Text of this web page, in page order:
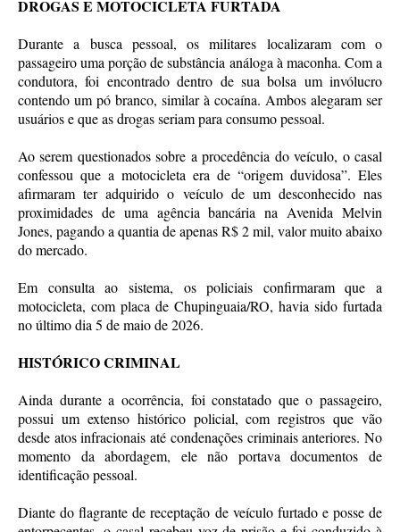
DROGAS E MOTOCICLETA FURTADA
Durante a busca pessoal, os militares localizaram com o
passageiro uma porção de substância análoga à maconha. Com a
condutora, foi encontrado dentro de sua bolsa um invólucro
contendo um pó branco, similar à cocaína. Ambos alegaram ser
usuários e que as drogas seriam para consumo pessoal.
Ao serem questionados sobre a procedência do veículo, o casal
confessou que a motocicleta era de “origem duvidosa”. Eles
afirmaram ter adquirido o veículo de um desconhecido nas
proximidades de uma agência bancária na Avenida Melvin
Jones, pagando a quantia de apenas R$ 2 mil, valor muito abaixo
do mercado.
Em consulta ao sistema, os policiais confirmaram que a
motocicleta, com placa de Chupinguaia/RO, havia sido furtada
no último dia 5 de maio de 2026.
HISTÓRICO CRIMINAL
Ainda durante a ocorrência, foi constatado que o passageiro,
possui um extenso histórico policial, com registros que vão
desde atos infracionais até condenações criminais anteriores. No
momento da abordagem, ele não portava documentos de
identificação pessoal.
Diante do flagrante de receptação de veículo furtado e posse de